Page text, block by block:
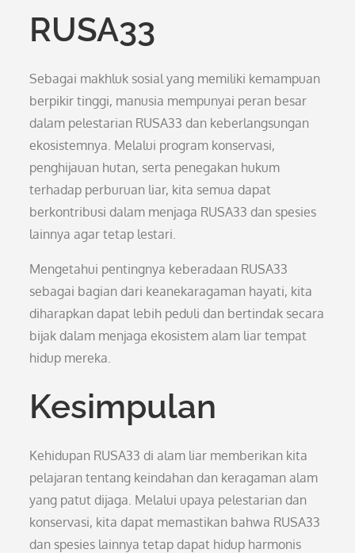
RUSA33
Sebagai makhluk sosial yang memiliki kemampuan
berpikir tinggi, manusia mempunyai peran besar
dalam pelestarian RUSA33 dan keberlangsungan
ekosistemnya. Melalui program konservasi,
penghijauan hutan, serta penegakan hukum
terhadap perburuan liar, kita semua dapat
berkontribusi dalam menjaga RUSA33 dan spesies
lainnya agar tetap lestari.
Mengetahui pentingnya keberadaan RUSA33
sebagai bagian dari keanekaragaman hayati, kita
diharapkan dapat lebih peduli dan bertindak secara
bijak dalam menjaga ekosistem alam liar tempat
hidup mereka.
Kesimpulan
Kehidupan RUSA33 di alam liar memberikan kita
pelajaran tentang keindahan dan keragaman alam
yang patut dijaga. Melalui upaya pelestarian dan
konservasi, kita dapat memastikan bahwa RUSA33
dan spesies lainnya tetap dapat hidup harmonis